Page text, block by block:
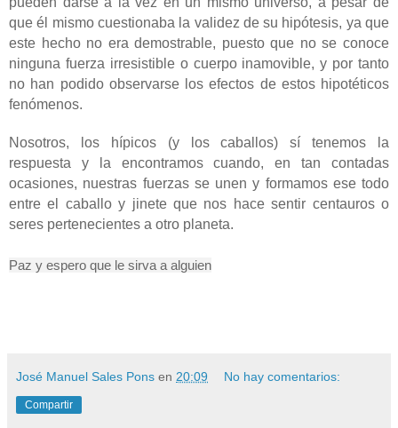
que él mismo cuestionaba la validez de su hipótesis, ya que
este hecho no era demostrable, puesto que no se conoce
ninguna fuerza irresistible o cuerpo inamovible, y por tanto
no han podido observarse los efectos de estos hipotéticos
fenómenos.
Nosotros, los hípicos (y los caballos) sí tenemos la
respuesta y la encontramos cuando, en tan contadas
ocasiones, nuestras fuerzas se unen y formamos ese todo
entre el caballo y jinete que nos hace sentir centauros o
seres pertenecientes a otro planeta.
Paz y espero que le sirva a alguien
José Manuel Sales Pons en 20:09 No hay comentarios:
Compartir